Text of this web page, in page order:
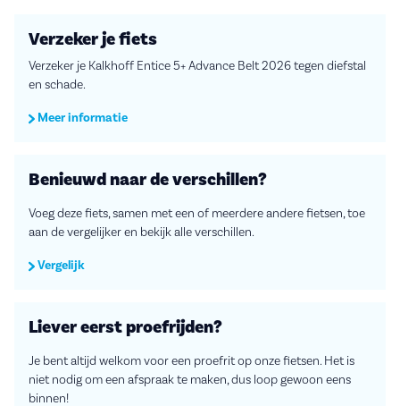
Verzeker je fiets
Verzeker je Kalkhoff Entice 5+ Advance Belt 2026 tegen diefstal
en schade.
Meer informatie
Benieuwd naar de verschillen?
Voeg deze fiets, samen met een of meerdere andere fietsen, toe
aan de vergelijker en bekijk alle verschillen.
Vergelijk
Liever eerst proefrijden?
Je bent altijd welkom voor een proefrit op onze fietsen. Het is
niet nodig om een afspraak te maken, dus loop gewoon eens
binnen!